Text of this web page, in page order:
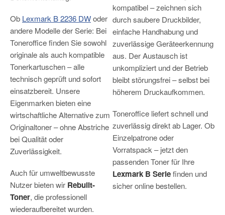
Ob Lexmark B 2236 DWoder
andere Modelle der Serie: Bei
Toneroffice finden Sie sowohl
originale als auch kompatible
Tonerkartuschen – alle
technisch geprüft und sofort
einsatzbereit. Unsere
Eigenmarken bieten eine
wirtschaftliche Alternative zum
Originaltoner – ohne Abstriche
bei Qualität oder
Zuverlässigkeit.
Auch für umweltbewusste
Nutzer bieten wir Rebuilt-
Toner, die professionell
wiederaufbereitet wurden.
kompatibel – zeichnen sich
durch saubere Druckbilder,
einfache Handhabung und
zuverlässige Geräteerkennung
aus. Der Austausch ist
unkompliziert und der Betrieb
bleibt störungsfrei – selbst bei
höherem Druckaufkommen.
Toneroffice liefert schnell und
zuverlässig direkt ab Lager. Ob
Einzelpatrone oder
Vorratspack – jetzt den
passenden Toner für Ihre
Lexmark B Seriefinden und
sicher online bestellen.